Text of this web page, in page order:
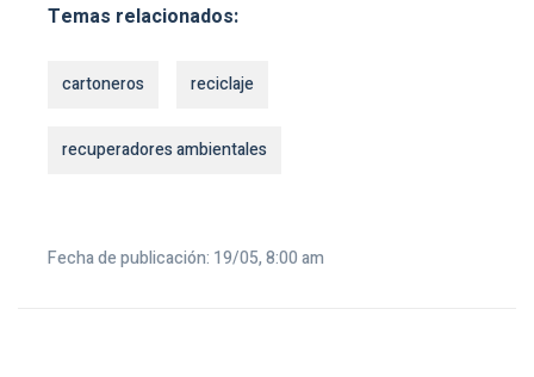
Temas relacionados:
cartoneros reciclaje
recuperadores ambientales
Fecha de publicación: 19/05, 8:00 am